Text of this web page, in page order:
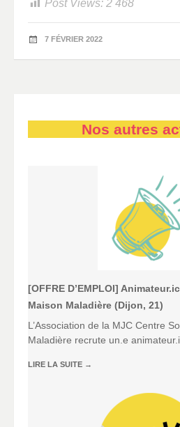
Post Views: 2 468
7 FÉVRIER 2022
Nos autres
[OFFRE D’EMPLOI]
Maison Maladière (Dijon, 21)
L’Association de la MJC Centre
Maladière recrute un.e
LIRE LA SUITE →